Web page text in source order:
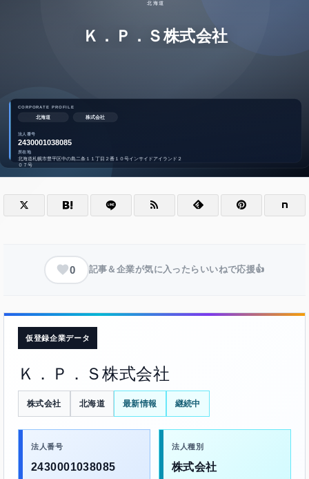
0 記事＆企業が気に入ったらいいねで応援👍
仮登録企業データ
Ｋ．Ｐ．Ｓ株式会社
株式会社 北海道 最新情報 継続中
法人番号
2430001038085
法人種別
株式会社